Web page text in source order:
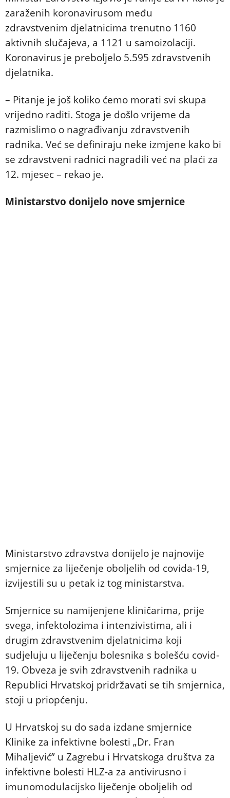
zaraženih koronavirusom među
zdravstvenim djelatnicima trenutno 1160
aktivnih slučajeva, a 1121 u samoizolaciji.
Koronavirus je preboljelo 5.595 zdravstvenih
djelatnika.
– Pitanje je još koliko ćemo morati svi skupa
vrijedno raditi. Stoga je došlo vrijeme da
razmislimo o nagrađivanju zdravstvenih
radnika. Već se definiraju neke izmjene kako bi
se zdravstveni radnici nagradili već na plaći za
12. mjesec – rekao je.
Ministarstvo donijelo nove smjernice
Ministarstvo zdravstva donijelo je najnovije
smjernice za liječenje oboljelih od covida-19,
izvijestili su u petak iz tog ministarstva.
Smjernice su namijenjene kliničarima, prije
svega, infektolozima i intenzivistima, ali i
drugim zdravstvenim djelatnicima koji
sudjeluju u liječenju bolesnika s bolešću covid-
19. Obveza je svih zdravstvenih radnika u
Republici Hrvatskoj pridržavati se tih smjernica,
stoji u priopćenju.
U Hrvatskoj su do sada izdane smjernice
Klinike za infektivne bolesti „Dr. Fran
Mihaljević” u Zagrebu i Hrvatskoga društva za
infektivne bolesti HLZ-a za antivirusno i
imunomodulacijsko liječenje oboljelih od